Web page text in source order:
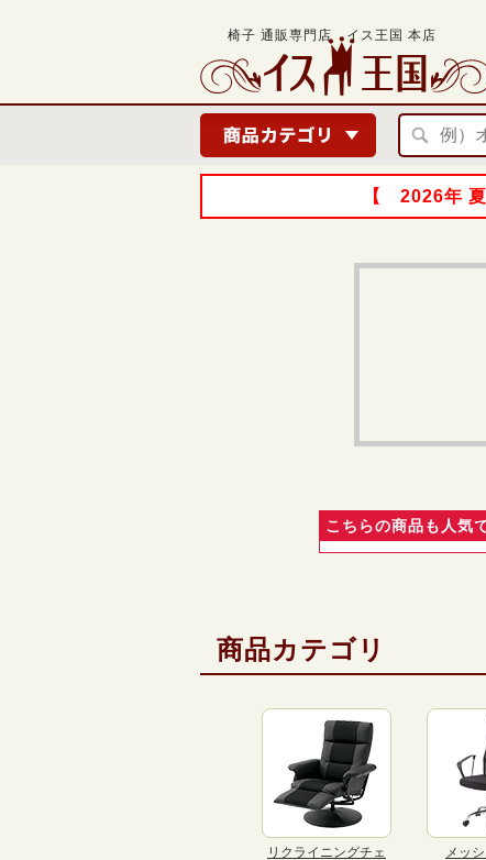
椅子 通販専門店 イス王国 本店
【 2026年
こちらの商品も人気
商品カテゴリ
リクライニングチェ
メッ